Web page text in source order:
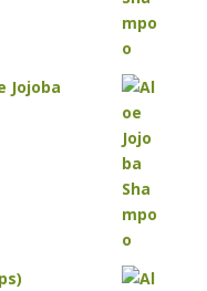
Jojoba